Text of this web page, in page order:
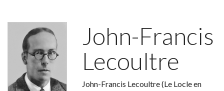
John-Francis
Lecoultre
John-Francis Lecoultre (Le Locle en